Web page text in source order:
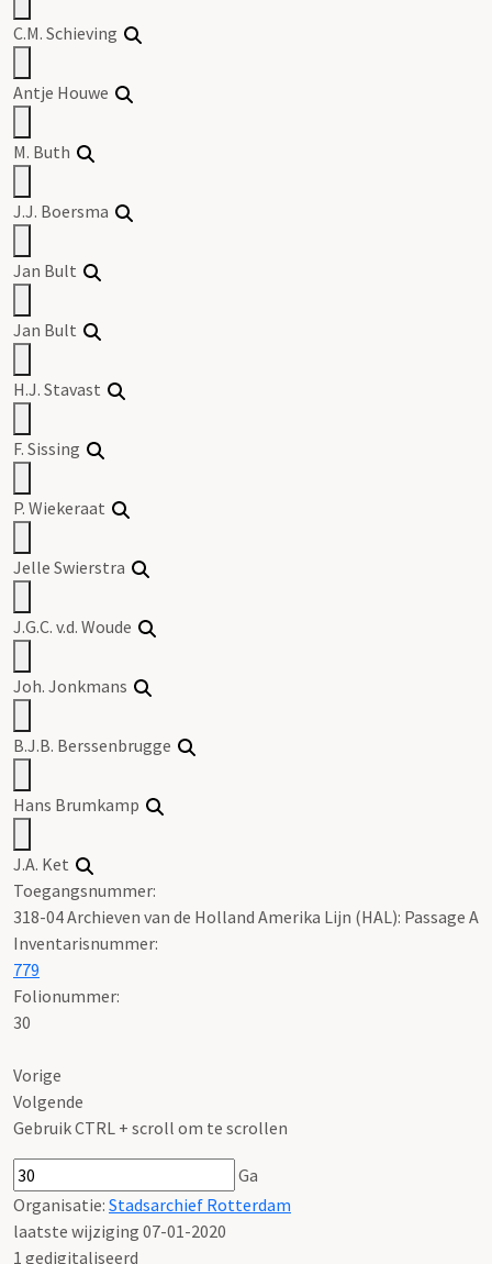
C.M. Schieving
Antje Houwe
M. Buth
J.J. Boersma
Jan Bult
Jan Bult
H.J. Stavast
F. Sissing
P. Wiekeraat
Jelle Swierstra
J.G.C. v.d. Woude
Joh. Jonkmans
B.J.B. Berssenbrugge
Hans Brumkamp
J.A. Ket
Toegangsnummer:
318-04 Archieven van de Holland Amerika Lijn (HAL): Passage A
Inventarisnummer:
779
Folionummer:
30
Vorige
Volgende
Gebruik CTRL + scroll om te scrollen
Ga
Organisatie: Stadsarchief Rotterdam
laatste wijziging 07-01-2020
1 gedigitaliseerd